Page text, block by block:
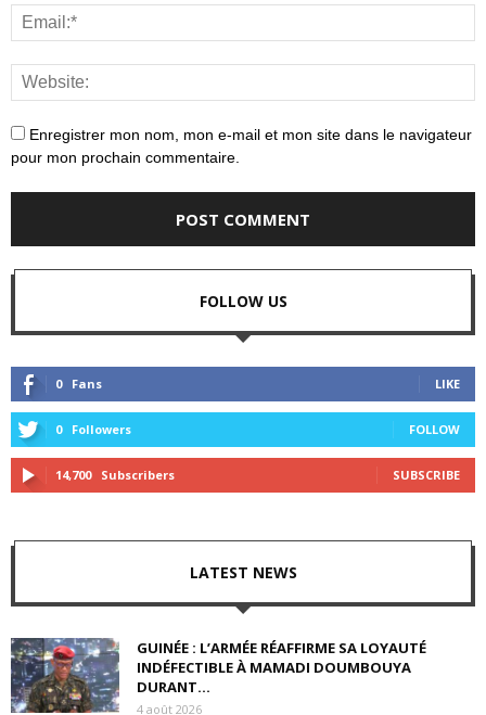
Enregistrer mon nom, mon e-mail et mon site dans le navigateur
pour mon prochain commentaire.
FOLLOW US
0 Fans LIKE
0 Followers FOLLOW
14,700 Subscribers SUBSCRIBE
LATEST NEWS
GUINÉE : L’ARMÉE RÉAFFIRME SA LOYAUTÉ
INDÉFECTIBLE À MAMADI DOUMBOUYA
DURANT...
4 août 2026